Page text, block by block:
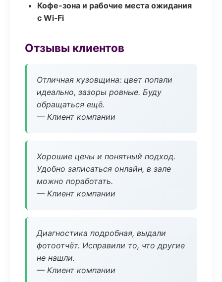
Кофе-зона и рабочие места ожидания
с Wi‑Fi
Отзывы клиентов
Отличная кузовщина: цвет попали
идеально, зазоры ровные. Буду
обращаться ещё.
— Клиент компании
Хорошие цены и понятный подход.
Удобно записаться онлайн, в зале
можно поработать.
— Клиент компании
Диагностика подробная, выдали
фотоотчёт. Исправили то, что другие
не нашли.
— Клиент компании